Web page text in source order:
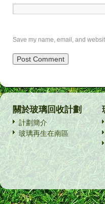
Save my name, email, and
關於玻璃回收計劃
計劃簡介
玻璃再生在南區